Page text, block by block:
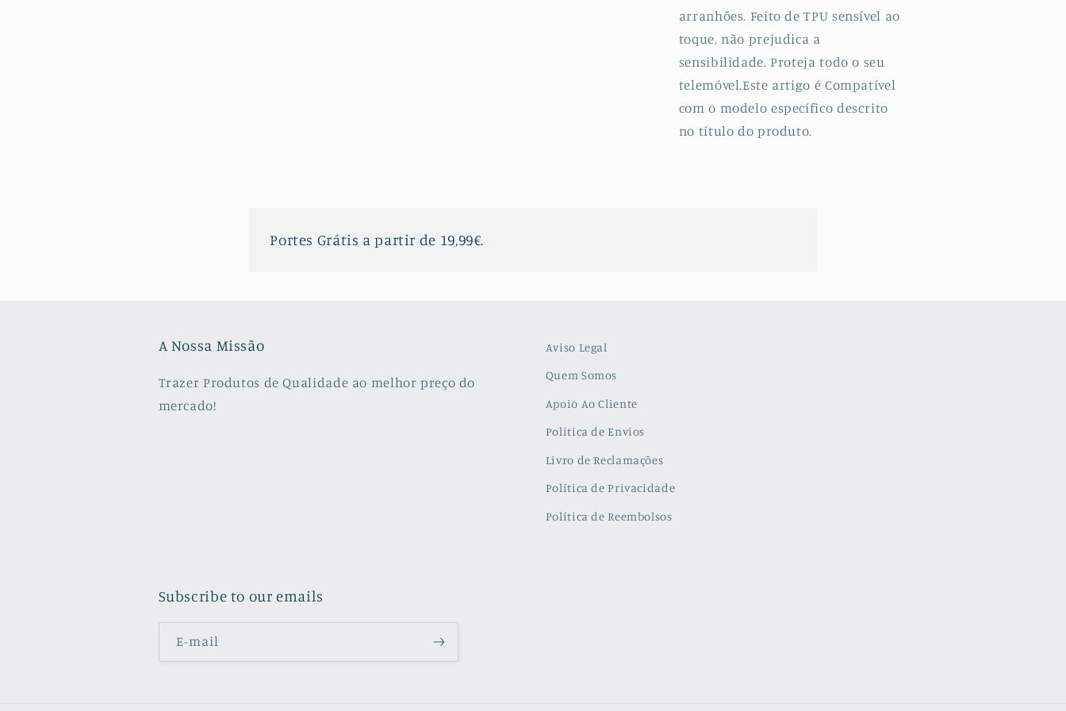
arranhões. Feito de TPU sensível ao
toque, não prejudica a
sensibilidade. Proteja todo o seu
telemóvel.Este artigo é Compatível
com o modelo específico descrito
no título do produto.
Portes Grátis a partir de 19,99€.
A Nossa Missão
Trazer Produtos de Qualidade ao melhor preço do
mercado!
Aviso Legal
Quem Somos
Apoio Ao Cliente
Política de Envios
Livro de Reclamações
Política de Privacidade
Política de Reembolsos
Subscribe to our emails
E-mail